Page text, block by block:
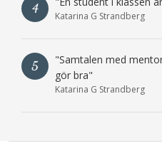
4
Katarina G Strandberg
5
"Samtalen med
gör bra"
Katarina G Strandberg